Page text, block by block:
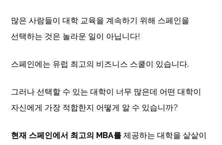
많은 사람들이 대학 교육을 계속하기 위해 스페인을
선택하는 것은 놀라운 일이 아닙니다!
스페인에는 유럽 최고의 비즈니스 스쿨이 있습니다.
그러나 선택할 수 있는 대학이 너무 많은데 어떤 대학이
자신에게 가장 적합한지 어떻게 알 수 있습니까?
현재 스페인에서 최고의 MBA를 제공하는 대학을 샅샅이